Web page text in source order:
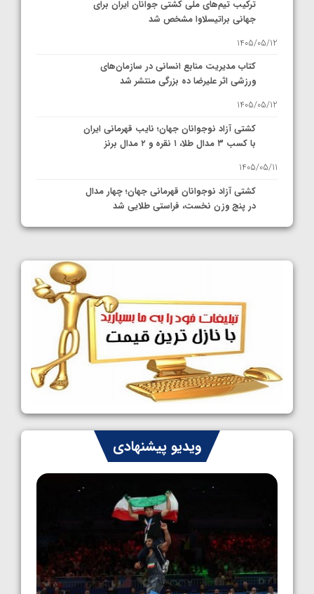
ترکیب تیم‌های ملی کشتی جوانان ایران برای
جهانی براتیسلاوا مشخص شد
1405/05/12
کتاب مدیریت منابع انسانی در سازمان‌های
ورزشی اثر علیرضا ده بزرگی منتشر شد
1405/05/12
کشتی آزاد نوجوانان جهان؛ نایب قهرمانی ایران
با کسب ۳ مدال طلا، ۱ نقره و ۲ مدال برنز
1405/05/11
کشتی آزاد نوجوانان قهرمانی جهان؛ چهار مدال
در پنج وزن نخست، فراستی طلایی شد
1405/05/11
کشتی آزاد نوجوانان جهان؛ رقبای نمایندگان
ایران مشخص شدند
1405/05/08
کشتی فرنگی نوجوانان جهان؛ سکوی تیمی
سوم برای ایران
1405/05/07
ایران چشم به راه چهار مدال در پنج وزن دوم
کشتی فرنگی نوجوانان جهان
1405/05/06
ویدیو پیشنهادی